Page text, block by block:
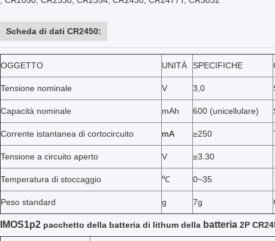
Scheda di dati CR2450:
OGGETTO UNITÀ SPECIFICHE
Tensione nominale V 3,0
Capacità nominale mAh 600 (unicellulare)
Corrente istantanea di cortocircuito mA ≥250
Tensione a circuito aperto V ≥3.30
Temperatura di stoccaggio ℃ 0~35
Peso standard g 7g
IMOS1p2 pacchetto della batteria di lithum della batteria 2P